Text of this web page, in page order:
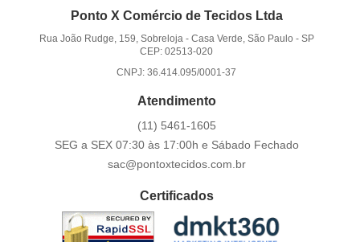
Ponto X Comércio de Tecidos Ltda
Rua João Rudge, 159, Sobreloja- Casa Verde, São Paulo - SP
CEP: 02513-020
CNPJ: 36.414.095/0001-37
Atendimento
(11) 5461-1605
SEG a SEX 07:30 às 17:00h e Sábado Fechado
sac@pontoxtecidos.com.br
Certificados